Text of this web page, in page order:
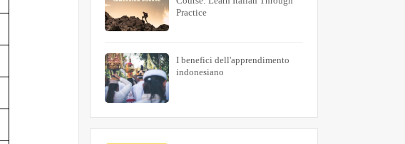
Practice
I benefici dell'apprendimento
indonesiano